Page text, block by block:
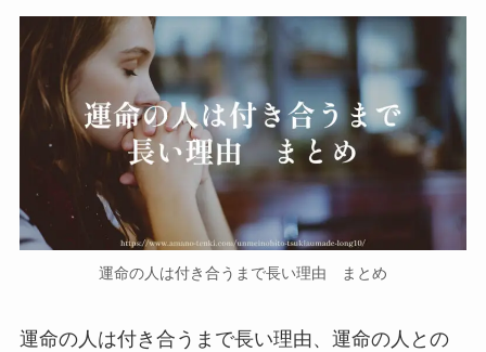
運命の人は付き合うまで長い理由 まとめ
運命の人は付き合うまで長い理由、運命の人との